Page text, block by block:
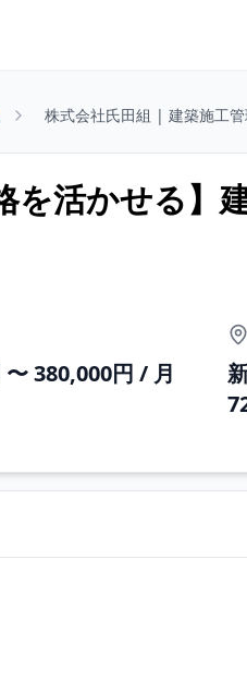
株式会社氏田組 | 建築施工
を活かせる】
380,000円 / 月